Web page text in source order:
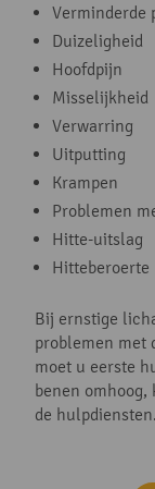
Verminderde
Duizeligheid
Hoofdpijn
Misselijkheid
Verwarring
Uitputting
Krampen
Problemen
Hitte-uitslag
Hitteberoerte
Bij ernstige
problemen met
moet u eerste
benen
de hulpdiensten.